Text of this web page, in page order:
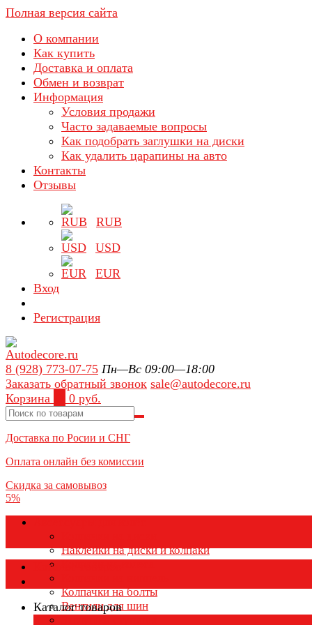
Полная версия сайта
О компании
Как купить
Доставка и оплата
Обмен и возврат
Информация
Условия продажи
Часто задаваемые вопросы
Как подобрать заглушки на диски
Как удалить царапины на авто
Контакты
Отзывы
RUB
USD
EUR
Вход
Регистрация
8 (928) 773-07-75 Пн—Вс 09:00—18:00
Заказать обратный звонок sale@autodecore.ru
Корзина
0 руб.
Доставка по Росии и СНГ
Оплата онлайн без комиссии
Скидка за самовывоз
5%
Наклейки на диски и колпаки
Колпаки на колеса
Колпачки на болты
Вентили для шин
Каталог товаров
Каталог товаров